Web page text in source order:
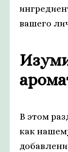
вашего
В этом
как